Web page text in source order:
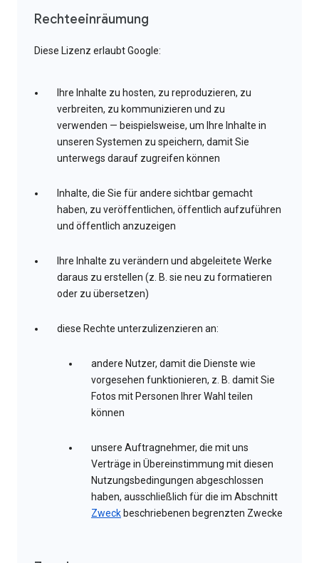
Rechteeinräumung
Diese Lizenz erlaubt Google:
Ihre Inhalte zu hosten, zu reproduzieren, zu
verbreiten, zu kommunizieren und zu
verwenden — beispielsweise, um Ihre Inhalte in
unseren Systemen zu speichern, damit Sie
unterwegs darauf zugreifen können
Inhalte, die Sie für andere sichtbar gemacht
haben, zu veröffentlichen, öffentlich aufzuführen
und öffentlich anzuzeigen
Ihre Inhalte zu verändern und abgeleitete Werke
daraus zu erstellen (z. B. sie neu zu formatieren
oder zu übersetzen)
diese Rechte unterzulizenzieren an:
andere Nutzer, damit die Dienste wie
vorgesehen funktionieren, z. B. damit Sie
Fotos mit Personen Ihrer Wahl teilen
können
unsere Auftragnehmer, die mit uns
Verträge in Übereinstimmung mit diesen
Nutzungsbedingungen abgeschlossen
haben, ausschließlich für die im Abschnitt
Zweck beschriebenen begrenzten Zwecke